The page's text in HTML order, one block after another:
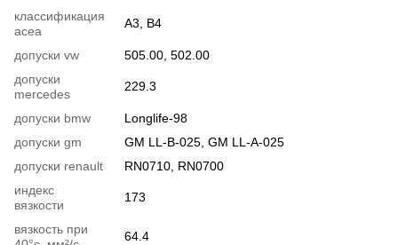
классификация
acea
A3, B4
допуски vw
505.00, 502.00
допуски
mercedes
229.3
допуски bmw
Longlife-98
допуски gm
GM LL-B-025, GM LL-A-025
допуски renault
RN0710, RN0700
индекс
вязкости
173
вязкость при
64.4